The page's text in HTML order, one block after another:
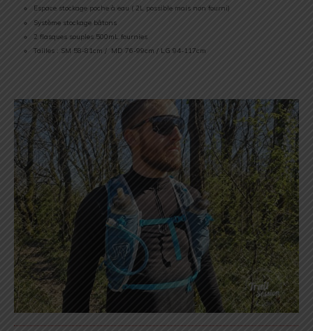
Espace stockage poche à eau ( 2L possible mais non fourni)
Système stockage bâtons
2 flasques souples 500mL fournies
Tailles : SM 58-81cm / MD 76-99cm / LG 94-117cm